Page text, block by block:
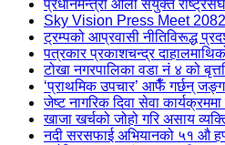
प्रधानमन्त्री ओली संयुक्त
Sky Vision Press Meet 2082
ट्रम्पको आप्रवासी नीतिविरूद्ध
पत्रकार प्रकाशचन्द्र
टोखा नगरपालिका वडा नं ४ को
‘प्राथमिक उपचार’ आफैँ गर्छन्
जेष्ट नागरिक दिवा सेवा कार्यक्रममा
खाजा खर्चको जोहो गरि असाय
नदी सरसफाई अभियानको ५१ औ